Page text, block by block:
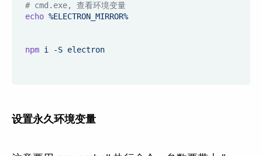
# cmd.exe, 查看环境变量
echo %ELECTRON_MIRROR%
npm i -S electron
设置永久环境变量